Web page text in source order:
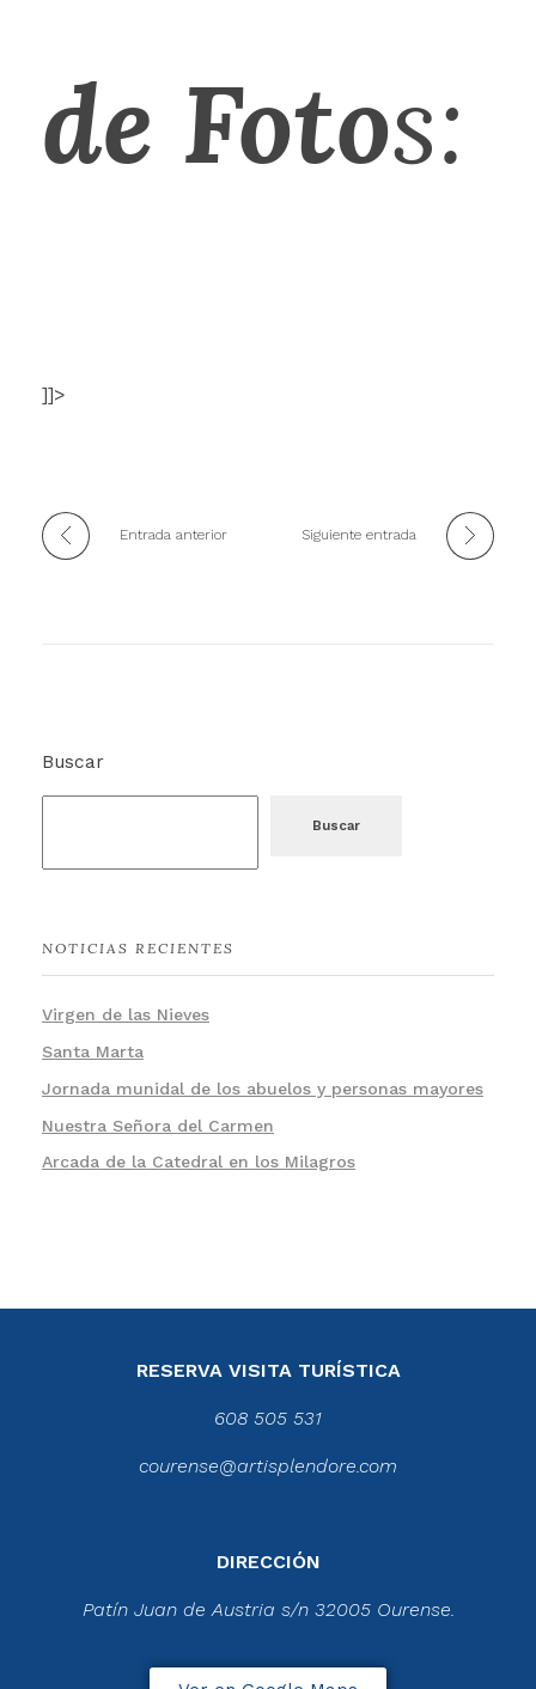
de Fotos:
]]>
Entrada anterior Siguiente entrada
Buscar
Buscar
NOTICIAS RECIENTES
Virgen de las Nieves
Santa Marta
Jornada munidal de los abuelos y personas mayores
Nuestra Señora del Carmen
Arcada de la Catedral en los Milagros
RESERVA VISITA TURÍSTICA
608 505 531
courense@artisplendore.com
DIRECCIÓN
Patín Juan de Austria s/n 32005 Ourense.